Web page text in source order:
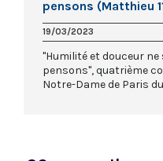
pensons (Matthieu
19/03/2023
"Humilité et douceur
pensons", quatrième
Notre-Dame de Paris